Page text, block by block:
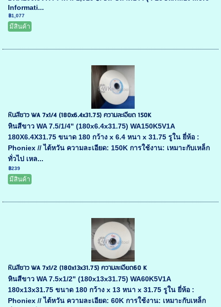
Informati...
฿1,077
มีสินค้า
หินสีขาว WA 7x1/4 (180x6.4x31.75) ความละเอียด 150K
หินสีขาว WA 7.5/1/4" (180x6.4x31.75) WA150K5V1A
180X6.4X31.75 ขนาด 180 กว้าง x 6.4 หนา x 31.75 รูใน ยี่ห้อ :
Phoniex // ไต้หวัน ความละเอียด: 150K การใช้งาน: เหมาะกับเหล็ก
ทั่วไป เหล...
฿239
มีสินค้า
หินสีขาว WA 7x1/2 (180x13x31.75) ความละเอียด60 K
หินสีขาว WA 7.5x1/2" (180x13x31.75) WA60K5V1A
180x13x31.75 ขนาด 180 กว้าง x 13 หนา x 31.75 รูใน ยี่ห้อ :
Phoniex // ไต้หวัน ความละเอียด: 60K การใช้งาน: เหมาะกับเหล็ก